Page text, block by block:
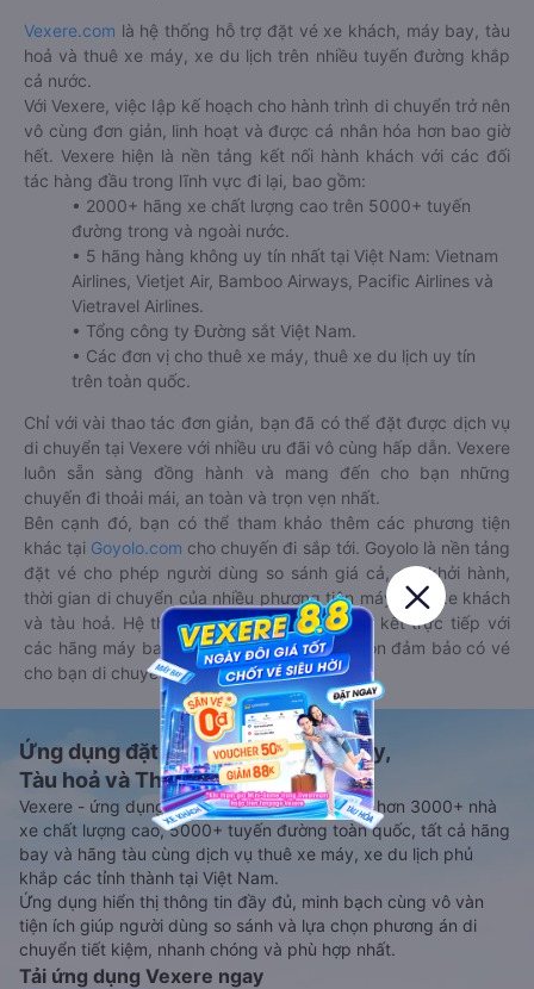
Vexere.com là hệ thống hỗ trợ đặt vé xe khách, máy bay, tàu
hoả và thuê xe máy, xe du lịch trên nhiều tuyến đường khắp
cả nước.
Với Vexere, việc lập kế hoạch cho hành trình di chuyển trở nên
vô cùng đơn giản, linh hoạt và được cá nhân hóa hơn bao giờ
hết. Vexere hiện là nền tảng kết nối hành khách với các đối
tác hàng đầu trong lĩnh vực đi lại, bao gồm:
• 2000+ hãng xe chất lượng cao trên 5000+ tuyến
đường trong và ngoài nước.
• 5 hãng hàng không uy tín nhất tại Việt Nam: Vietnam
Airlines, Vietjet Air, Bamboo Airways, Pacific Airlines và
Vietravel Airlines.
• Tổng công ty Đường sắt Việt Nam.
• Các đơn vị cho thuê xe máy, thuê xe du lịch uy tín
trên toàn quốc.
Chỉ với vài thao tác đơn giản, bạn đã có thể đặt được dịch vụ
di chuyển tại Vexere với nhiều ưu đãi vô cùng hấp dẫn. Vexere
luôn sẵn sàng đồng hành và mang đến cho bạn những
chuyến đi thoải mái, an toàn và trọn vẹn nhất.
Bên cạnh đó, bạn có thể tham khảo thêm các phương tiện
khác tại Goyolo.com cho chuyến đi sắp tới. Goyolo là nền tảng
đặt vé cho phép người dùng so sánh giá cả, giờ khởi hành,
thời gian di chuyển của nhiều phương tiện máy bay, xe khách
và tàu hoả. Hệ thống của Goyolo được liên kết trực tiếp với
các hãng máy bay, xe khách và tàu hoả, luôn đảm bảo có vé
cho bạn di chuyển.
Ứng dụng đặt vé Xe khách, Máy bay,
Tàu hoả và Thuê xe
Vexere - ứng dụng đặt vé đa phương tiện với hơn 3000+ nhà
xe chất lượng cao, 5000+ tuyến đường toàn quốc, tất cả hãng
bay và hãng tàu cùng dịch vụ thuê xe máy, xe du lịch phủ
khắp các tỉnh thành tại Việt Nam.
Ứng dụng hiển thị thông tin đầy đủ, minh bạch cùng vô vàn
tiện ích giúp người dùng so sánh và lựa chọn phương án di
chuyển tiết kiệm, nhanh chóng và phù hợp nhất.
Tải ứng dụng Vexere ngay